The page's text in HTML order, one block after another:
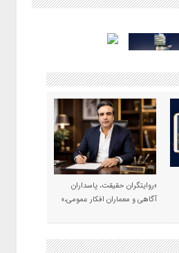
«روایتگران حقیقت، پاسداران
آگاهی و معماران افکار عمومی،»